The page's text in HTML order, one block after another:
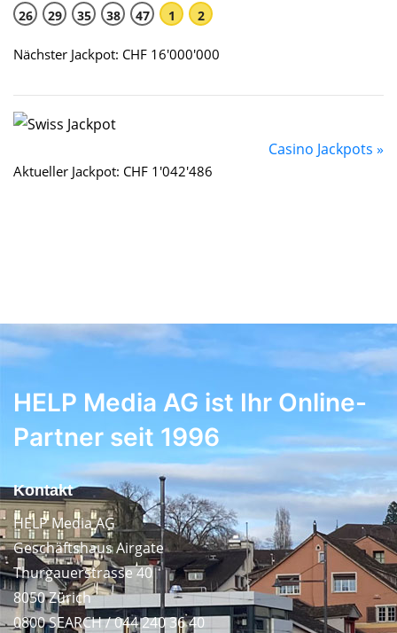
26 29 35 38 47 1 2
Nächster Jackpot: CHF 16'000'000
Casino Jackpots »
Aktueller Jackpot: CHF 1'042'486
HELP Media AG ist Ihr Online-
Partner seit 1996
Kontakt
HELP Media AG
Geschäftshaus Airgate
Thurgauerstrasse 40
8050 Zürich
0800 SEARCH / 044 240 36 40